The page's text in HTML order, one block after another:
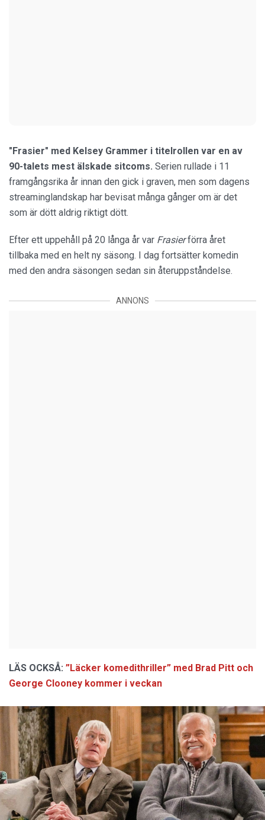
"Frasier" med Kelsey Grammer i titelrollen var en av
90-talets mest älskade sitcoms. Serien rullade i 11
framgångsrika år innan den gick i graven, men som dagens
streaminglandskap har bevisat många gånger om är det
som är dött aldrig riktigt dött.
Efter ett uppehåll på 20 långa år var Frasierförra året
tillbaka med en helt ny säsong. I dag fortsätter komedin
med den andra säsongen sedan sin återuppståndelse.
ANNONS
LÄS OCKSÅ: ”Läcker komedithriller” med Brad Pitt och
George Clooney kommer i veckan